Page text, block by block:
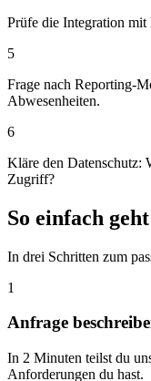
Prüfe die Integration
5
Frage nach Reporting-
Abwesenheiten.
6
Kläre den Datenschutz:
Zugriff?
So einfach
In drei Schritten zum
1
Anfrage
In 2 Minuten teilst du
Anforderungen du hast.